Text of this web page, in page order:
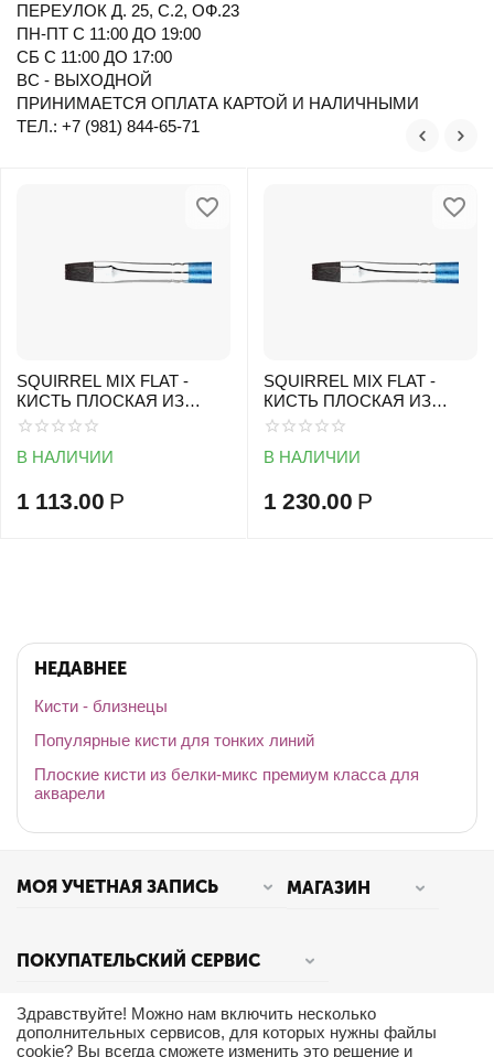
ПЕРЕУЛОК Д. 25, С.2, ОФ.23
ПН-ПТ С 11:00 ДО 19:00
СБ С 11:00 ДО 17:00
ВС - ВЫХОДНОЙ
ПРИНИМАЕТСЯ ОПЛАТА КАРТОЙ И НАЛИЧНЫМИ
ТЕЛ.: +7 (981) 844-65-71
SQUIRREL MIX FLAT -
КИСТЬ ПЛОСКАЯ ИЗ
БЕЛКИ МИКС
В НАЛИЧИИ
1 113.00 Р
SQUIRREL MIX FLAT -
КИСТЬ ПЛОСКАЯ ИЗ
БЕЛКИ МИКС
В НАЛИЧИИ
1 230.00 Р
НЕДАВНЕЕ
Кисти - близнецы
Популярные кисти для тонких линий
Плоские кисти из белки-микс премиум класса для
акварели
МОЯ УЧЕТНАЯ ЗАПИСЬ МАГАЗИН
ПОКУПАТЕЛЬСКИЙ СЕРВИС
КОНТАКТЫ
Здравствуйте! Можно нам включить несколько
дополнительных сервисов, для которых нужны файлы
cookie? Вы всегда сможете изменить это решение и